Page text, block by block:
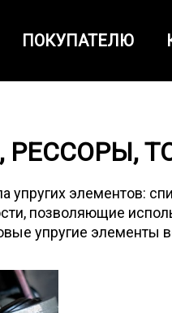
ПОКУПАТЕЛЮ
РЕССОРЫ,
упругих элементов:
позволяющие
упругие элементы